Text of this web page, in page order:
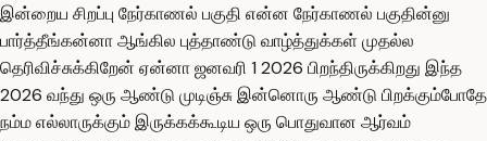
இன்றைய சிறப்பு நேர்காணல் பகுதி என்ன நேர்காணல் பகுதின்னு
பார்த்தீங்கன்னா ஆங்கில புத்தாண்டு வாழ்த்துக்கள் முதல்ல
தெரிவிச்சுக்கிறேன் ஏன்னா ஜனவரி 1 2026 பிறந்திருக்கிறது இந்த
2026 வந்து ஒரு ஆண்டு முடிஞ்சு இன்னொரு ஆண்டு பிறக்கும்போதே
நம்ம எல்லாருக்கும் இருக்கக்கூடிய ஒரு பொதுவான ஆர்வம்